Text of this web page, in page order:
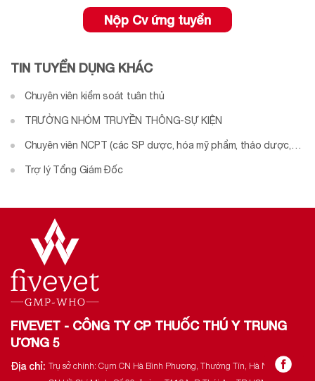
Nộp Cv ứng tuyển
TIN TUYỂN DỤNG KHÁC
Chuyên viên kiểm soát tuân thủ
TRƯỞNG NHÓM TRUYỀN THÔNG-SỰ KIỆN
Chuyên viên NCPT (các SP dược, hóa mỹ phẩm, thảo dược,
Thú cưng)
Trợ lý Tổng Giám Đốc
FIVEVET - CÔNG TY CP THUỐC THÚ Y TRUNG
ƯƠNG 5
Địa chỉ: Trụ sở chính: Cụm CN Hà Bình Phương, Thường Tín, Hà Nội.